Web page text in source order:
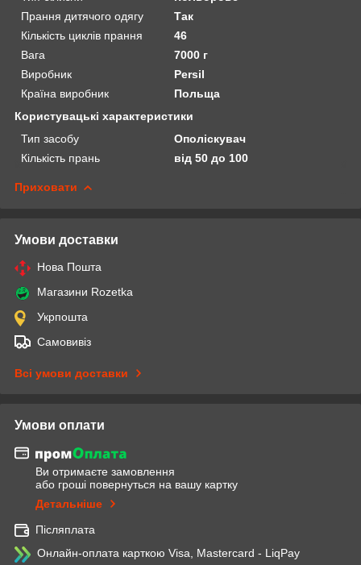
Прання дитячого одягу
Так
Кількість циклів прання
46
Вага
7000 г
Виробник
Persil
Країна виробник
Польща
Користувацькi характеристики
Тип засобу
Ополіскувач
Кількість прань
від 50 до 100
Приховати
Умови доставки
Нова Пошта
Магазини Rozetka
Укрпошта
Самовивіз
Всі умови доставки
Умови оплати
Ви отримаєте замовлення
або гроші повернуться на вашу картку
Детальніше
Післяплата
Онлайн-оплата карткою Visa, Mastercard - LiqPay